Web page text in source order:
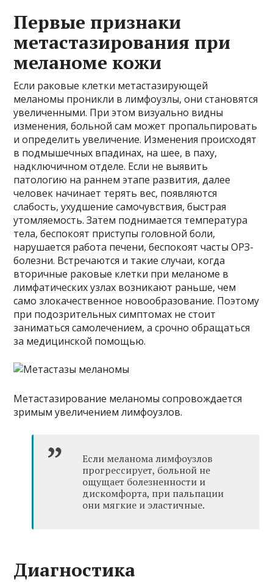
Первые признаки
метастазирования при
меланоме кожи
Если раковые клетки метастазирующей
меланомы проникли в лимфоузлы, они становятся
увеличенными. При этом визуально видны
изменения, больной сам может пропальпировать
и определить увеличение. Изменения происходят
в подмышечных впадинах, на шее, в паху,
надключичном отделе. Если не выявить
патологию на раннем этапе развития, далее
человек начинает терять вес, появляются
слабость, ухудшение самочувствия, быстрая
утомляемость. Затем поднимается температура
тела, беспокоят приступы головной боли,
нарушается работа печени, беспокоят часты ОРЗ-
болезни. Встречаются и такие случаи, когда
вторичные раковые клетки при меланоме в
лимфатических узлах возникают раньше, чем
само злокачественное новообразование. Поэтому
при подозрительных симптомах не стоит
заниматься самолечением, а срочно обращаться
за медицинской помощью.
Метастазирование меланомы сопровождается
зримым увеличением лимфоузлов.
Если меланома лимфоузлов
прогрессирует, больной не
ощущает болезненности и
дискомфорта, при пальпации
они мягкие и эластичные.
Диагностика